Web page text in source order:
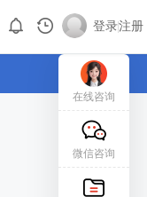
登录|注册
在线咨询
微信咨询